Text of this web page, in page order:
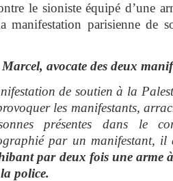
le sioniste équipé d’une
manifestation parisienne de
avocate des deux
de soutien à la
les manifestants,
présentes dans le
par un manifestant, il
par deux fois une arme
police.